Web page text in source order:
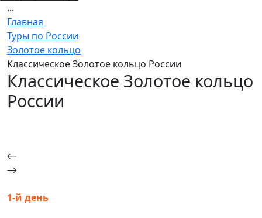
...
Главная
Туры по России
Золотое кольцо
Классическое Золотое кольцо России
Классическое Золотое кольцо
России
1-й день